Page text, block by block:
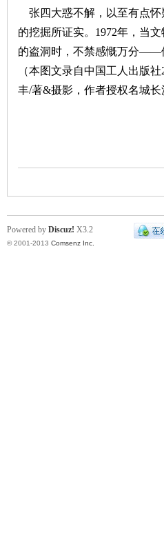
张四大惑不解，以至有点
的挖掘所证实。 1972年，当文
的盗洞时，不禁感慨万分——
（本图文录自中国工人出版
丰/著&摄影，作者授权名城长
Powered by Discuz! X3.2
© 2001-2013 Comsenz Inc.